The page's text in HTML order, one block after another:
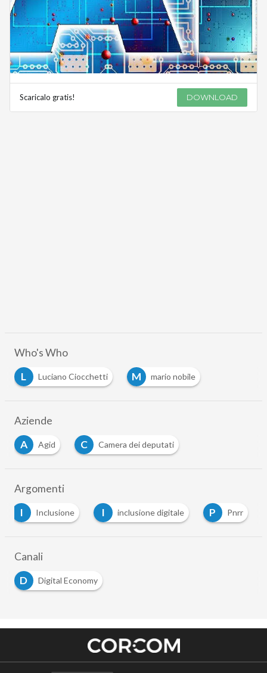
Scaricalo gratis! DOWNLOAD
Who's Who
L
Luciano Ciocchetti M mario nobile
Aziende
A
Agid C Camera dei deputati
Argomenti
I
Inclusione I inclusione digitale P Pnrr
Canali
D
Digital Economy